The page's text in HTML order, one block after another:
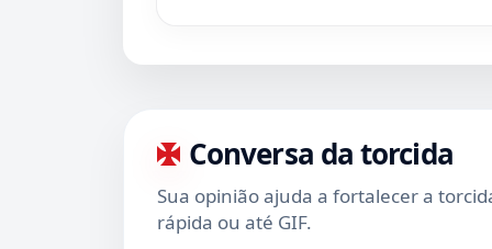
Conversa da torcida
Sua opinião ajuda a fortalecer a
rápida ou até GIF.